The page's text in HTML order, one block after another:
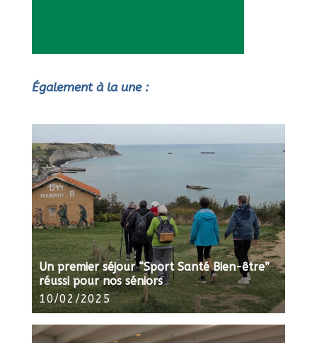
Également à la une :
Un premier séjour “Sport Santé Bien-être”
réussi pour nos séniors
10/02/2025